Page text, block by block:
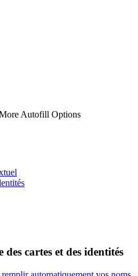
Autofill Options
cartes et des identités